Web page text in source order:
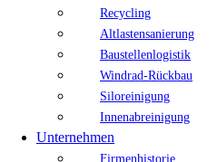
Recycling
Altlastensanierung
Baustellenlogistik
Windrad-Rückbau
Siloreinigung
Innenabreinigung
Unternehmen
Firmenhistorie